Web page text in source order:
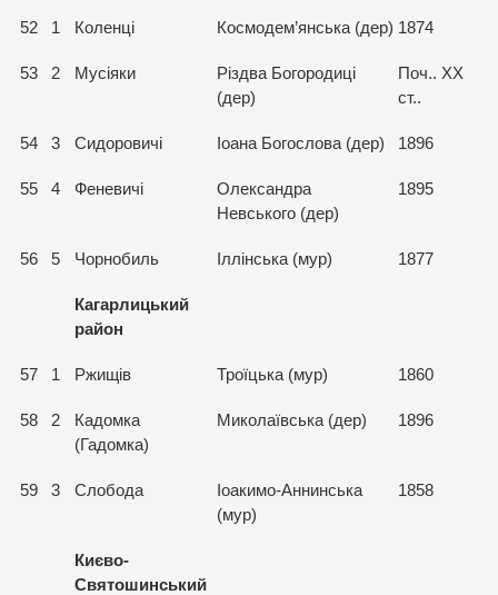
52 1 Коленці Космодем’янська (дер) 1874
53 2 Мусіяки
Різдва Богородиці
(дер)
Поч.. ХХ
ст..
54 3 Сидоровичі Іоана Богослова (дер) 1896
55 4 Феневичі
Олександра
Невського (дер)
1895
56 5 Чорнобиль Іллінська (мур) 1877
Кагарлицький
район
57 1 Ржищів Троїцька (мур) 1860
58 2
Кадомка
(Гадомка)
Миколаївська (дер) 1896
59 3 Слобода
Іоакимо-Аннинська
(мур)
1858
Києво-
Святошинський